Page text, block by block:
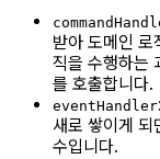
받아 도메인 로
직을 수행하는
를 호출합니다.
eventHandler
새로 쌓이게 되
수입니다.